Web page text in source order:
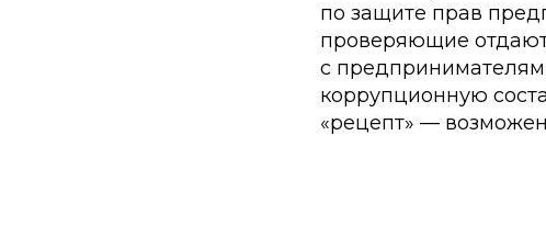
по защите прав
проверяющие
с
коррупционную
«рецепт» —